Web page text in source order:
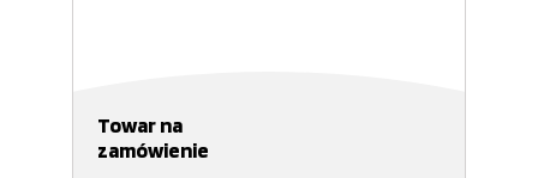
Towar na
zamówienie